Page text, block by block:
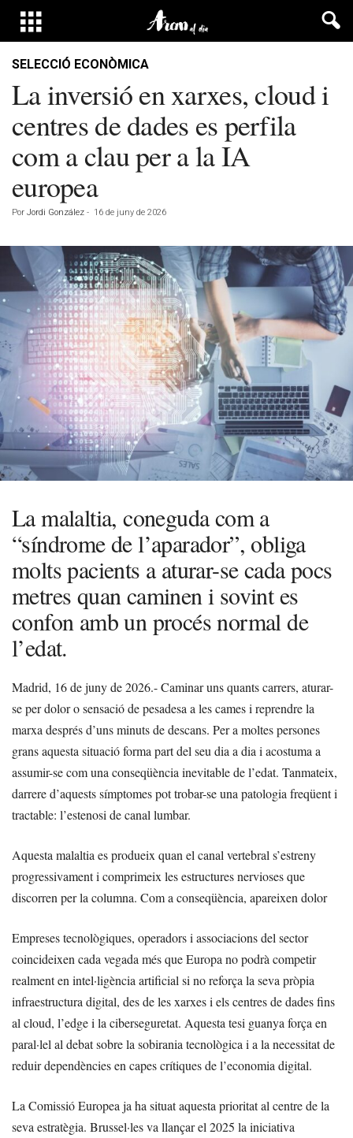
SELECCIÓ ECONÒMICA
La inversió en xarxes, cloud i
centres de dades es perfila
com a clau per a la IA
europea
Por Jordi González - 16 de juny de 2026
La malaltia, coneguda com a
“síndrome de l’aparador”, obliga
molts pacients a aturar-se cada pocs
metres quan caminen i sovint es
confon amb un procés normal de
l’edat.
Madrid, 16 de juny de 2026.- Caminar uns quants carrers, aturar-
se per dolor o sensació de pesadesa a les cames i reprendre la
marxa després d’uns minuts de descans. Per a moltes persones
grans aquesta situació forma part del seu dia a dia i acostuma a
assumir-se com una conseqüència inevitable de l’edat. Tanmateix,
darrere d’aquests símptomes pot trobar-se una patologia freqüent i
tractable: l’estenosi de canal lumbar.
Aquesta malaltia es produeix quan el canal vertebral s’estreny
progressivament i comprimeix les estructures nervioses que
discorren per la columna. Com a conseqüència, apareixen dolor
Empreses tecnològiques, operadors i associacions del sector
coincideixen cada vegada més que Europa no podrà competir
realment en intel·ligència artificial si no reforça la seva pròpia
infraestructura digital, des de les xarxes i els centres de dades fins
al cloud, l’edge i la ciberseguretat. Aquesta tesi guanya força en
paral·lel al debat sobre la sobirania tecnològica i a la necessitat de
reduir dependències en capes crítiques de l’economia digital.
La Comissió Europea ja ha situat aquesta prioritat al centre de la
seva estratègia. Brussel·les va llançar el 2025 la iniciativa